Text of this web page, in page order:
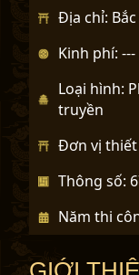
Địa chỉ:
Kinh phí: ---
Loại hình:
truyền
Đơn vị thiết
Thông số:
Năm thi